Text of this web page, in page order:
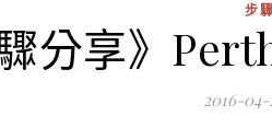
步
分享》
2016-04-